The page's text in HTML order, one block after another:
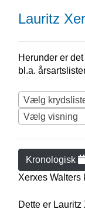
Lauritz
Herunder er
bl.a.
Vælg
Vælg visning
Kronologisk
Xerxes Walters
Dette er